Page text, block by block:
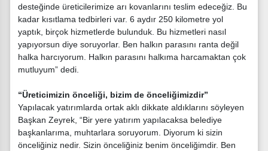
desteğinde üreticilerimize arı kovanlarını teslim edeceğiz. Bu
kadar kısıtlama tedbirleri var. 6 aydır 250 kilometre yol
yaptık, birçok hizmetlerde bulunduk. Bu hizmetleri nasıl
yapıyorsun diye soruyorlar. Ben halkın parasını ranta değil
halka harcıyorum. Halkın parasını halkıma harcamaktan çok
mutluyum” dedi.
“Üreticimizin önceliği, bizim de önceliğimizdir”
Yapılacak yatırımlarda ortak aklı dikkate aldıklarını söyleyen
Başkan Zeyrek, “Bir yere yatırım yapılacaksa belediye
başkanlarıma, muhtarlara soruyorum. Diyorum ki sizin
önceliğiniz nedir. Sizin önceliğiniz benim önceliğimdir. Ben